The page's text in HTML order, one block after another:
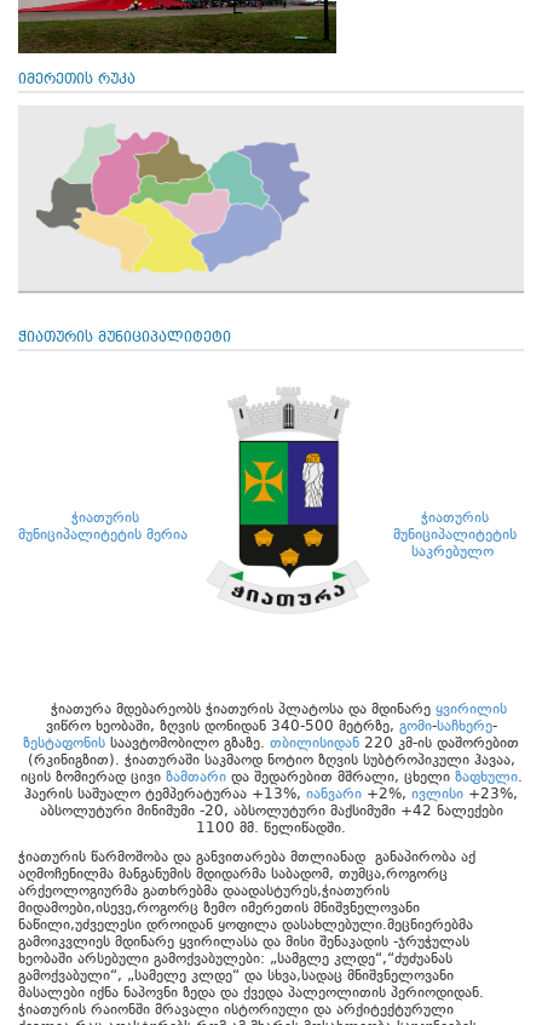
იმერეთის რუკა
ჭიათურის მუნიციპალიტეტი
ჭიათურის
მუნიციპალიტეტის მერია
ჭიათურის
მუნიციპალიტეტის
საკრებულო
ჭიათურა მდებარეობს ჭიათურის პლატოსა და მდინარე ყვირილის
ვიწრო ხეობაში, ზღვის დონიდან 340-500 მეტრზე, გომი-საჩხერე-
ზესტაფონის საავტომობილო გზაზე. თბილისიდან 220 კმ-ის დაშორებით
(რკინიგზით). ჭიათურაში საკმაოდ ნოტიო ზღვის სუბტროპიკული ჰავაა,
იცის ზომიერად ცივი ზამთარიდა შედარებით მშრალი, ცხელი ზაფხული.
ჰაერის საშუალო ტემპერატურაა +13%, იანვარი +2%, ივლისი +23%,
აბსოლუტური მინიმუმი -20, აბსოლუტური მაქსიმუმი +42 ნალექები
1100 მმ. წელიწადში.
ჭიათურის წარმოშობა და განვითარება მთლიანად განაპირობა აქ
აღმოჩენილმა მანგანუმის მდიდარმა საბადომ, თუმცა,როგორც
არქეოლოგიურმა გათხრებმა დაადასტურეს,ჭიათურის
მიდამოები,ისევე,როგორც ზემო იმერეთის მნიშვნელოვანი
ნაწილი,უძველესი დროიდან ყოფილა დასახლებული.მეცნიერებმა
გამოიკვლიეს მდინარე ყვირილასა და მისი შენაკადის -ჯრუჭულას
ხეობაში არსებული გამოქვაბულები: „სამგლე კლდე“,“ძუძუანას
გამოქვაბული“, „სამელე კლდე“ და სხვა,სადაც მნიშვნელოვანი
მასალები იქნა ნაპოვნი ზედა და ქვედა პალეოლითის პერიოდიდან.
ჭიათურის რაიონში მრავალი ისტორიული და არქიტექტურული